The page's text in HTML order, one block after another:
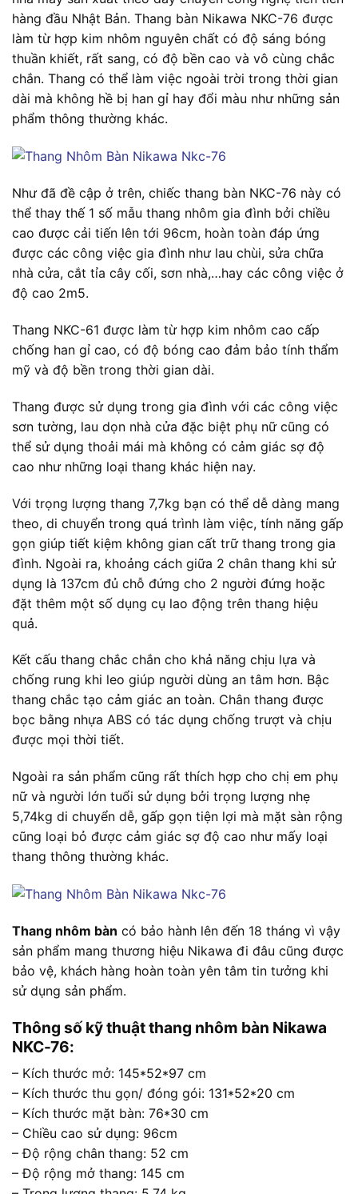
hàng đầu Nhật Bản. Thang bàn Nikawa NKC-76 được
làm từ hợp kim nhôm nguyên chất có độ sáng bóng
thuần khiết, rất sang, có độ bền cao và vô cùng chắc
chắn. Thang có thể làm việc ngoài trời trong thời gian
dài mà không hề bị han gỉ hay đổi màu như những sản
phẩm thông thường khác.
Như đã đề cập ở trên, chiếc thang bàn NKC-76 này có
thể thay thế 1 số mẫu thang nhôm gia đình bởi chiều
cao được cải tiến lên tới 96cm, hoàn toàn đáp ứng
được các công việc gia đình như lau chùi, sửa chữa
nhà cửa, cắt tỉa cây cối, sơn nhà,…hay các công việc ở
độ cao 2m5.
Thang NKC-61 được làm từ hợp kim nhôm cao cấp
chống han gỉ cao, có độ bóng cao đảm bảo tính thẩm
mỹ và độ bền trong thời gian dài.
Thang được sử dụng trong gia đình với các công việc
sơn tường, lau dọn nhà cửa đặc biệt phụ nữ cũng có
thể sử dụng thoải mái mà không có cảm giác sợ độ
cao như những loại thang khác hiện nay.
Với trọng lượng thang 7,7kg bạn có thể dễ dàng mang
theo, di chuyển trong quá trình làm việc, tính năng gấp
gọn giúp tiết kiệm không gian cất trữ thang trong gia
đình. Ngoài ra, khoảng cách giữa 2 chân thang khi sử
dụng là 137cm đủ chỗ đứng cho 2 người đứng hoặc
đặt thêm một số dụng cụ lao động trên thang hiệu
quả.
Kết cấu thang chắc chắn cho khả năng chịu lựa và
chống rung khi leo giúp người dùng an tâm hơn. Bậc
thang chắc tạo cảm giác an toàn. Chân thang được
bọc bằng nhựa ABS có tác dụng chống trượt và chịu
được mọi thời tiết.
Ngoài ra sản phẩm cũng rất thích hợp cho chị em phụ
nữ và người lớn tuổi sử dụng bởi trọng lượng nhẹ
5,74kg di chuyển dễ, gấp gọn tiện lợi mà mặt sàn rộng
cũng loại bỏ được cảm giác sợ độ cao như mấy loại
thang thông thường khác.
Thang nhôm bàn có bảo hành lên đến 18 tháng vì vậy
sản phẩm mang thương hiệu Nikawa đi đâu cũng được
bảo vệ, khách hàng hoàn toàn yên tâm tin tưởng khi
sử dụng sản phẩm.
Thông số kỹ thuật thang nhôm bàn Nikawa
NKC-76:
– Kích thước mở: 145*52*97 cm
– Kích thước thu gọn/ đóng gói: 131*52*20 cm
– Kích thước mặt bàn: 76*30 cm
– Chiều cao sử dụng: 96cm
– Độ rộng chân thang: 52 cm
– Độ rộng mở thang: 145 cm